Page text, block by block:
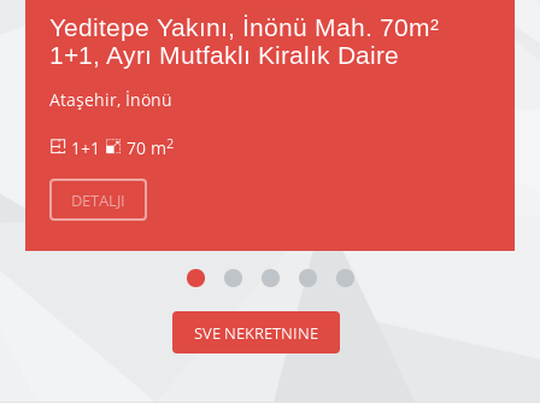
Yeditepe Yakını, İnönü Mah. 70m²
1+1, Ayrı Mutfaklı Kiralık Daire
Ataşehir, İnönü
1+1 70 m2
DETALJI
SVE NEKRETNINE